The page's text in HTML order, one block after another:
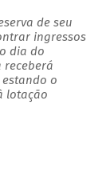
de seu
ingressos
dia do
receberá
o
lotação